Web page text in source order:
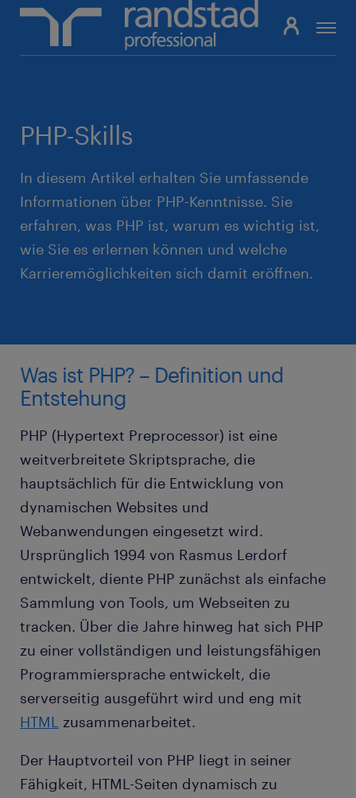
PHP-Skills
In diesem Artikel erhalten Sie umfassende
Informationen über PHP-Kenntnisse. Sie
erfahren, was PHP ist, warum es wichtig ist,
wie Sie es erlernen können und welche
Karrieremöglichkeiten sich damit eröffnen.
Was ist PHP? – Definition und
Entstehung
PHP (Hypertext Preprocessor) ist eine
weitverbreitete Skriptsprache, die
hauptsächlich für die Entwicklung von
dynamischen Websites und
Webanwendungen eingesetzt wird.
Ursprünglich 1994 von Rasmus Lerdorf
entwickelt, diente PHP zunächst als einfache
Sammlung von Tools, um Webseiten zu
tracken. Über die Jahre hinweg hat sich PHP
zu einer vollständigen und leistungsfähigen
Programmiersprache entwickelt, die
serverseitig ausgeführt wird und eng mit
HTML zusammenarbeitet.
Der Hauptvorteil von PHP liegt in seiner
Fähigkeit, HTML-Seiten dynamisch zu